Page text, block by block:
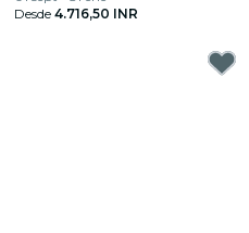
Desde 4.716,50 INR